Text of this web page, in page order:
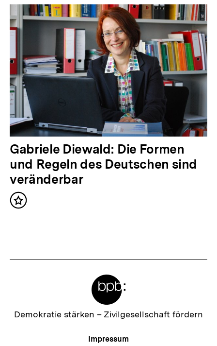
g
e
n
h
a
l
t
:
N
ä
c
h
s
a
Gabriele Diewald: Die Formen
und Regeln des Deutschen sind
veränderbar
Inhalt
Zur
Demokratie stärken – Zivilgesellschaft fördern
Meta-
Impressum